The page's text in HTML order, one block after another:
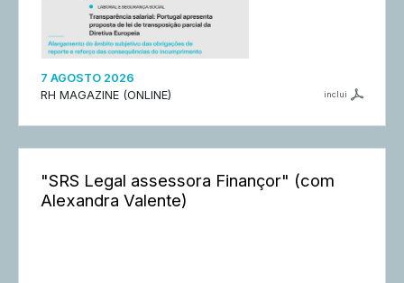
7 AGOSTO 2026
RH MAGAZINE (ONLINE)
inclui
"SRS Legal assessora Finançor" (com
Alexandra Valente)